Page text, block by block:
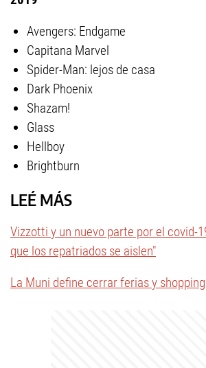
Avengers: Endgame
Capitana Marvel
Spider-Man: lejos de casa
Dark Phoenix
Shazam!
Glass
Hellboy
Brightburn
LEÉ MÁS
Vizzotti y un nuevo parte por el covid-
que los repatriados se aislen"
La Muni define cerrar ferias y